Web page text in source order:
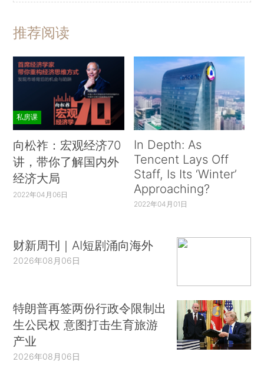
推荐阅读
私房课
向松祚：宏观经济70
讲，带你了解国内外
经济大局
2022年04月06日
In Depth: As
Tencent Lays Off
Staff, Is Its ‘Winter’
Approaching?
2022年04月01日
财新周刊｜AI短剧涌向海外
2026年08月06日
特朗普再签两份行政令限制出
生公民权 意图打击生育旅游
产业
2026年08月06日